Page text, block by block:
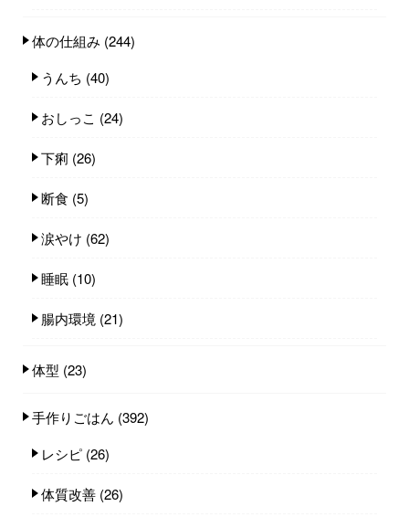
体の仕組み (244)
うんち (40)
おしっこ (24)
下痢 (26)
断食 (5)
涙やけ (62)
睡眠 (10)
腸内環境 (21)
体型 (23)
手作りごはん (392)
レシピ (26)
体質改善 (26)